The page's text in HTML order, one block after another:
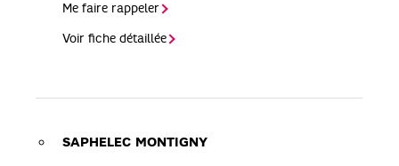
Me faire rappeler
Voir fiche détaillée
SAPHELEC MONTIGNY